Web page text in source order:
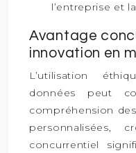
l’entreprise et
Avantage
innovation en
L’utilisation
données peut
compréhension
personnalisées,
concurrentiel